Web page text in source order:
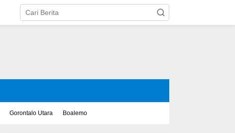
Gorontalo Utara Boalemo